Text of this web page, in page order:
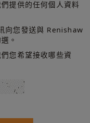
提供的任何個人資料
向您發送與 Renishaw
。
您希望接收哪些資